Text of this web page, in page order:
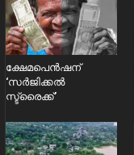
ക്ഷേമപെൻഷന്
‘സർജിക്കൽ
സ്ട്രൈക്ക്’